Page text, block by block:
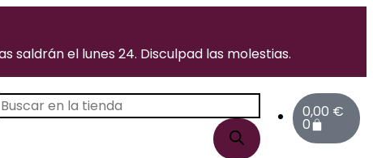
saldrán el lunes 24. Disculpad las molestias.
Búsqueda
0,00 €
0
Carrito